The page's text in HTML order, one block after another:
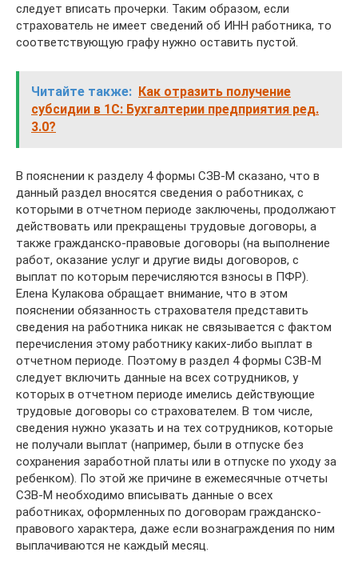
следует вписать прочерки. Таким образом, если
страхователь не имеет сведений об ИНН работника, то
соответствующую графу нужно оставить пустой.
Читайте также: Как отразить получение
субсидии в 1С: Бухгалтерии предприятия ред.
3.0?
В пояснении к разделу 4 формы СЗВ-М сказано, что в
данный раздел вносятся сведения о работниках, с
которыми в отчетном периоде заключены, продолжают
действовать или прекращены трудовые договоры, а
также гражданско-правовые договоры (на выполнение
работ, оказание услуг и другие виды договоров, с
выплат по которым перечисляются взносы в ПФР).
Елена Кулакова обращает внимание, что в этом
пояснении обязанность страхователя представить
сведения на работника никак не связывается с фактом
перечисления этому работнику каких-либо выплат в
отчетном периоде. Поэтому в раздел 4 формы СЗВ-М
следует включить данные на всех сотрудников, у
которых в отчетном периоде имелись действующие
трудовые договоры со страхователем. В том числе,
сведения нужно указать и на тех сотрудников, которые
не получали выплат (например, были в отпуске без
сохранения заработной платы или в отпуске по уходу за
ребенком). По этой же причине в ежемесячные отчеты
СЗВ-М необходимо вписывать данные о всех
работниках, оформленных по договорам гражданско-
правового характера, даже если вознаграждения по ним
выплачиваются не каждый месяц.